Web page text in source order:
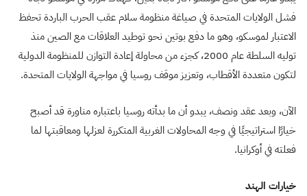
فشل الولايات المتحدة في صياغة منظومة سلام عقب الحرب الباردة تحفظ
الاعتبار لموسكو، وهو ما دفع بوتين نحو توطيد العلاقات مع الصين منذ
توليه السلطة عام 2000، كجزء من محاولة إعادة التوازن للمنظومة الدولية
لتكون متعددة الأقطاب، وتعزيز موقف روسيا في مواجهة الولايات المتحدة.
الآن، وبعد عقد ونصف، يبدو أن ما بدأته روسيا باعتباره مناورة قد أصبح
خيارًا استراتيجيًا في وجه المحاولات الغربية المتكررة لعزلها ومعاقبتها لما
فعلته في أوكرانيا.
خيارات الهند